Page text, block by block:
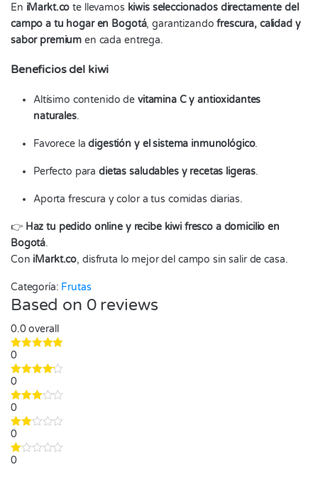
En iMarkt.co te llevamos kiwis seleccionados directamente del
campo a tu hogar en Bogotá, garantizandofrescura, calidad y
sabor premium en cada entrega.
Beneficios del kiwi
Altísimo contenido de vitamina C y antioxidantes
naturales.
Favorece ladigestión y el sistema inmunológico.
Perfecto paradietas saludables y recetas ligeras.
Aporta frescura y color a tus comidas diarias.
👉 Haz tu pedido online y recibe kiwi fresco a domicilio en
Bogotá.
Con iMarkt.co, disfruta lo mejor del campo sin salir de casa.
Categoría: Frutas
Based on 0 reviews
0.0overall
0
0
0
0
0